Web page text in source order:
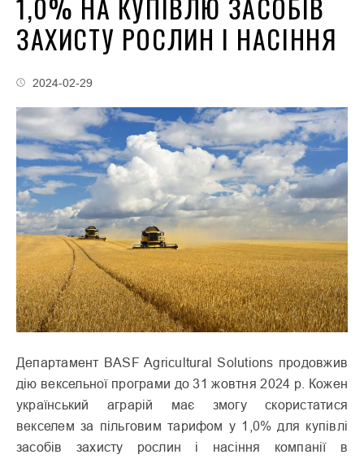
1,0% НА КУПІВЛЮ ЗАСОБІВ
ЗАХИСТУ РОСЛИН І НАСІННЯ
2024-02-29
Департамент BASF Agricultural Solutions продовжив
дію вексельної програми до 31 жовтня 2024 р. Кожен
український аграрій має змогу скористатися
векселем за пільговим тарифом у 1,0% для купівлі
засобів захисту рослин і насіння компанії в